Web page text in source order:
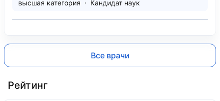
высшая категория Кандидат наук
Все врачи
Рейтинг